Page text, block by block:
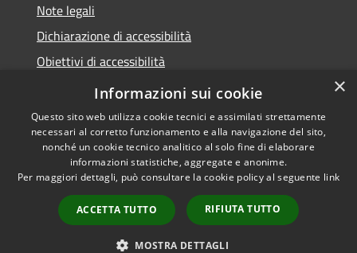
Note legali
Dichiarazione di accessibilità
Obiettivi di accessibilità
Whistleblowing
Accessibilità
Copyright © 2026 • Comune di
Zibido San Giacomo • Powered
byMunicipium
Accesso
redazione
×
Informazioni sui cookie
Questo sito web utilizza cookie tecnici e assimilati strettamente
necessari al corretto funzionamento e alla navigazione del sito,
nonché un cookie tecnico analitico al solo fine di elaborare
informazioni statistiche, aggregate e anonime.
Per maggiori dettagli, può consultare la cookie policy al seguente link
ACCETTA TUTTO RIFIUTA TUTTO
MOSTRA DETTAGLI